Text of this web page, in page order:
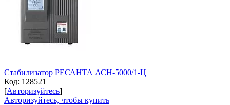
Стабилизатор РЕСАНТА АСН-5000/1-Ц
Код: 128521
[Авторизуйтесь]
Авторизуйтесь, чтобы купить